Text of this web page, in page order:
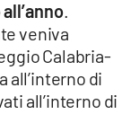
.
veniva
Calabria-
all’interno di
all’interno di